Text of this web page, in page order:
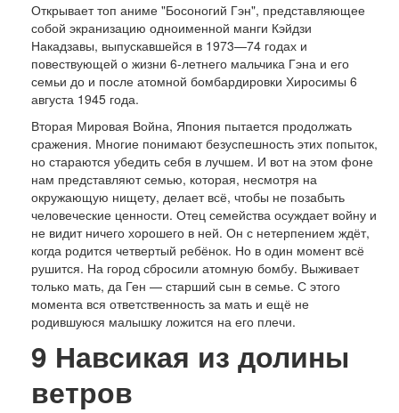
Открывает топ аниме "Босоногий Гэн", представляющее
собой экранизацию одноименной манги Кэйдзи
Накадзавы, выпускавшейся в 1973—74 годах и
повествующей о жизни 6-летнего мальчика Гэна и его
семьи до и после атомной бомбардировки Хиросимы 6
августа 1945 года.
Вторая Мировая Война, Япония пытается продолжать
сражения. Многие понимают безуспешность этих попыток,
но стараются убедить себя в лучшем. И вот на этом фоне
нам представляют семью, которая, несмотря на
окружающую нищету, делает всё, чтобы не позабыть
человеческие ценности. Отец семейства осуждает войну и
не видит ничего хорошего в ней. Он с нетерпением ждёт,
когда родится четвертый ребёнок. Но в один момент всё
рушится. На город сбросили атомную бомбу. Выживает
только мать, да Ген — старший сын в семье. С этого
момента вся ответственность за мать и ещё не
родившуюся малышку ложится на его плечи.
9 Навсикая из долины
ветров